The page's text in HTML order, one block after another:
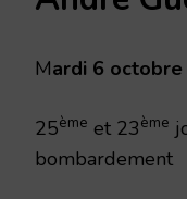
Mardi 6
25ème et 23ème
bombardement